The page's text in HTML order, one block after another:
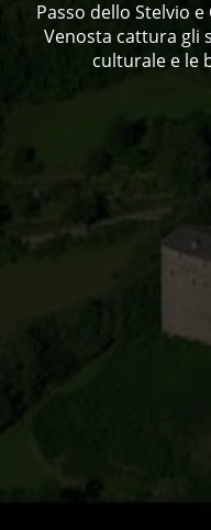
Passo dello Stelvio e
Venosta cattura gli
culturale e le